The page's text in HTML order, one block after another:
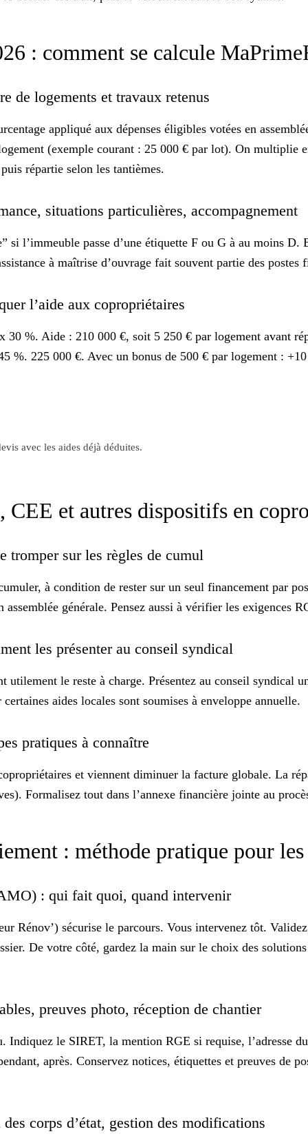
: comment se calcule
de logements et travaux retenus
appliqué aux dépenses éligibles votées en
(exemple courant : 25 000 € par lot). On multiplie
répartie selon les tantièmes.
situations particulières, accompagnement
si l’immeuble passe d’une étiquette F ou G à au moins
à maîtrise d’ouvrage fait souvent partie des postes
l’aide aux copropriétaires
%. Aide : 210 000 €, soit 5 250 € par logement avant
%. 225 000 €. Avec un bonus de 500 € par logement :
avec les aides déjà déduites.
CEE et autres dispositifs en
tromper sur les règles de cumul
à condition de rester sur un seul financement par
générale. Pensez aussi à vérifier les exigences
les présenter au conseil syndical
le reste à charge. Présentez au conseil syndical
certaines aides locales sont soumises à enveloppe annuelle.
pratiques à connaître
et viennent diminuer la facture globale. La
Formalisez tout dans l’annexe financière jointe au
: méthode pratique pour
: qui fait quoi, quand intervenir
Rénov’) sécurise le parcours. Vous intervenez tôt.
De votre côté, gardez la main sur le choix des
preuves photo, réception de chantier
Indiquez le SIRET, la mention RGE si requise, l’adresse
après. Conservez notices, étiquettes et preuves de
corps d’état, gestion des modifications